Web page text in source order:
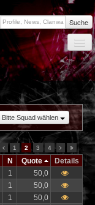
Suche
Bitte Squad wählen
1
2 3 4
N Quote
Details
1
50,0
1
50,0
1
50,0